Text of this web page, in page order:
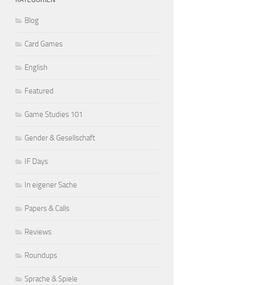
Blog
Card Games
English
Featured
Game Studies 101
Gender & Gesellschaft
IF Days
In eigener Sache
Papers & Calls
Reviews
Roundups
Sprache & Spiele